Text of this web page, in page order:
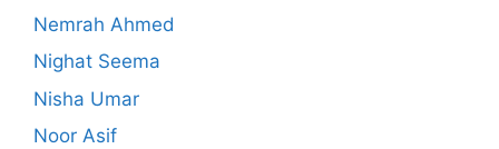
Nemrah Ahmed
Nighat Seema
Nisha Umar
Noor Asif